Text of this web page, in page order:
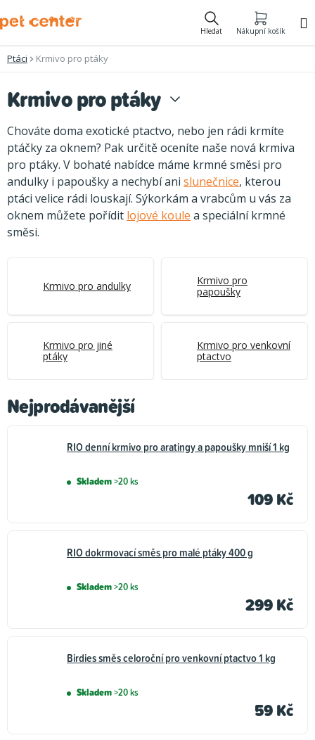
na
Hledat Nákupní košík
Ptáci Krmivo pro ptáky
Krmivo pro ptáky
Chováte doma exotické ptactvo, nebo jen rádi krmíte
ptáčky za oknem? Pak určitě oceníte naše nová krmiva
pro ptáky. V bohaté nabídce máme krmné směsi pro
andulky i papoušky a nechybí ani slunečnice, kterou
ptáci velice rádi louskají. Sýkorkám a vrabcům u vás za
oknem můžete pořídit lojové koule a speciální krmné
směsi.
Krmivo pro andulky
Krmivo pro
papoušky
Krmivo pro jiné
ptáky
Krmivo pro venkovní
ptactvo
Nejprodávanější
RIO denní krmivo pro aratingy a papoušky mniší 1 kg
Skladem>20 ks
109 Kč
RIO dokrmovací směs pro malé ptáky 400 g
Skladem>20 ks
299 Kč
Birdies směs celoroční pro venkovní ptactvo 1 kg
Skladem>20 ks
59 Kč